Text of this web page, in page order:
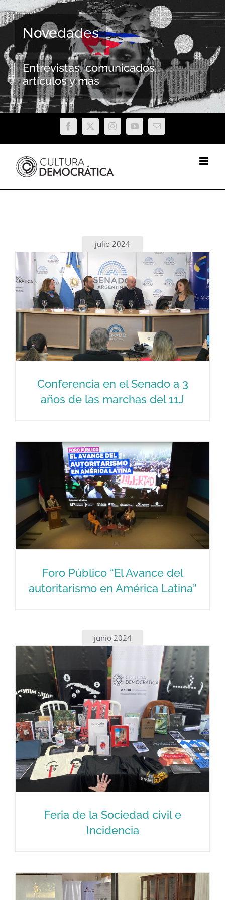
Saltar
al
contenido
Novedades
Entrevistas, comunicados,
artículos y más
Facebook
X InstagramYouTubeCorreo
electrónico
julio 2024
Conferencia en el Senado a 3
años de las marchas del 11J
Foro Público “El Avance del
autoritarismo en América Latina”
junio 2024
Feria de la Sociedad civil e Incidencia
Feria de la Sociedad civil e
Incidencia